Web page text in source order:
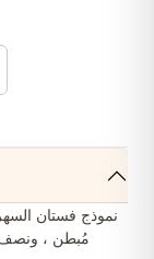
نموذج فستان
مُبطن ، ونصف